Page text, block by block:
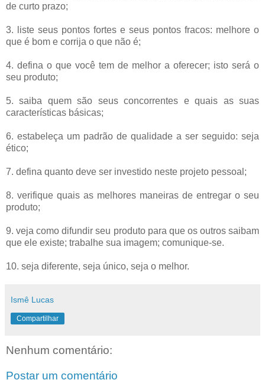
de curto prazo;
3. liste seus pontos fortes e seus pontos fracos: melhore o
que é bom e corrija o que não é;
4. defina o que você tem de melhor a oferecer; isto será o
seu produto;
5. saiba quem são seus concorrentes e quais as suas
características básicas;
6. estabeleça um padrão de qualidade a ser seguido: seja
ético;
7. defina quanto deve ser investido neste projeto pessoal;
8. verifique quais as melhores maneiras de entregar o seu
produto;
9. veja como difundir seu produto para que os outros saibam
que ele existe; trabalhe sua imagem; comunique-se.
10. seja diferente, seja único, seja o melhor.
Ismê Lucas
Compartilhar
Nenhum comentário:
Postar um comentário